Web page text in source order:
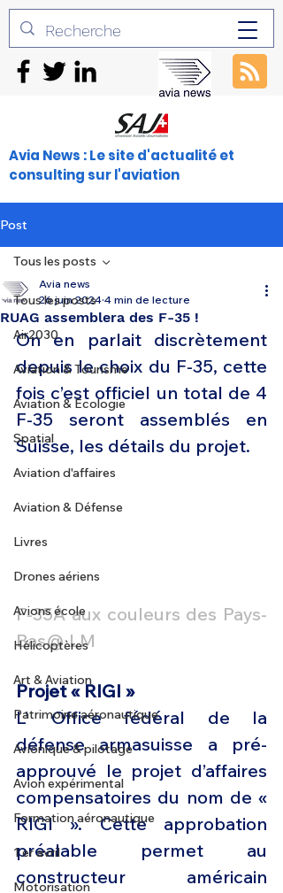
Avia News : Le site d'actualité et
consulting sur l'aviation
Post
Tous les posts
Air2030
Aviation & Tourisme
Aviation & Ecologie
Spatial
Aviation d'affaires
Aviation & Défense
Livres
Drones aériens
Avions école
Hélicoptères
Art & Aviation
Patrimoine aéronautique
Avionique & pilotage
Avion expérimental
Formation aéronautique
1 er avril
Motorisation
Tous les posts
RUAG assemblera des F-35 !
Avia news
26 juin 2024 4 min de lecture
On en parlait discrètement
depuis le choix du F-35, cette
fois c’est officiel un total de 4
F-35 seront assemblés en
Suisse, les détails du projet.
F-35A aux couleurs des Pays-
Bas@ LM
Projet « RIGI »
L’ Office fédéral de la
défense armasuisse a pré-
approuvé le projet d’affaires
compensatoires du nom de «
RIGI ». Cette approbation
préalable permet au
constructeur américain